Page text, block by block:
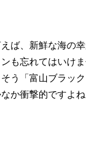
ば、新鮮な海の
も忘れてはいけ
う「富山ブラッ
か衝撃的ですよ